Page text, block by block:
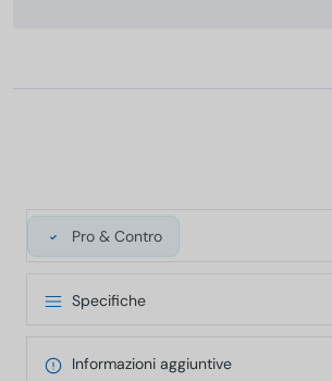
Pro & Contro
Specifiche
Informazioni aggiuntive